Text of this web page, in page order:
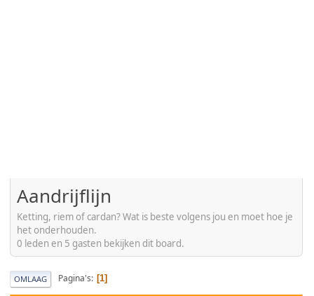
Aandrijflijn
Ketting, riem of cardan? Wat is beste volgens jou en moet hoe je
het onderhouden.
0 leden en 5 gasten bekijken dit board.
OMLAAG Pagina's 1